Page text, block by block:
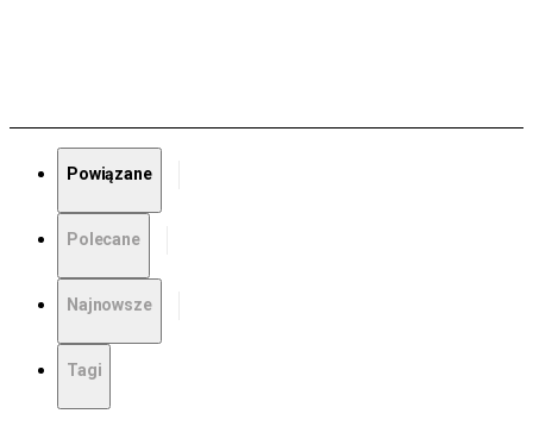
Powiązane
Polecane
Najnowsze
Tagi